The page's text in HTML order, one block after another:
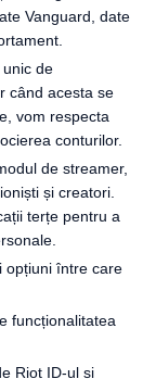
Vanguard, date
de
când acesta se
vom respecta
conturilor.
de streamer,
și creatori.
terțe pentru a
opțiuni între care
funcționalitatea
Riot ID-ul și